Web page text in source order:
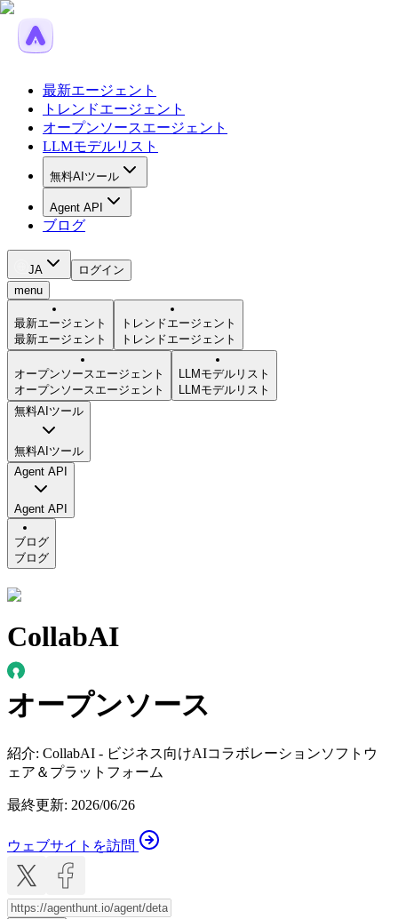
最新エージェント
トレンドエージェント
オープンソースエージェント
LLMモデルリスト
無料AIツール
Agent API
ブログ
JA
ログイン
menu
最新エージェント
最新エージェント
トレンドエージェント
トレンドエージェント
オープンソースエージェント
オープンソースエージェント
LLMモデルリスト
LLMモデルリスト
無料AIツール
無料AIツール
Agent API
Agent API
ブログ
ブログ
CollabAI
オープンソース
紹介: CollabAI - ビジネス向けAIコラボレーションソフトウ
ェア＆プラットフォーム
最終更新: 2026/06/26
ウェブサイトを訪問